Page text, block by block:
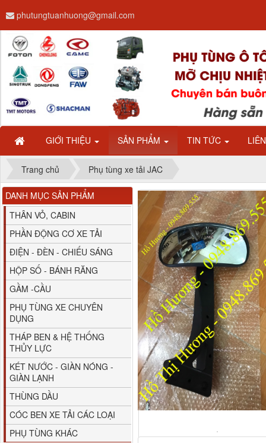
GIỚI THIỆU SẢN PHẨM TIN TỨC
phutungtuanhuong@gmail.com
Trang chủ Phụ tùng xe tải JAC
DANH MỤC SẢN PHẨM
THÂN VỎ, CABIN
PHẦN ĐỘNG CƠ XE TẢI
ĐIỆN - ĐÈN - CHIẾU SÁNG
HỘP SỐ - BÁNH RĂNG
GẦM -CẦU
PHỤ TÙNG XE CHUYÊN
DỤNG
THÁP BEN & HỆ THỐNG
THỦY LỰC
KÉT NƯỚC - GIÀN NÓNG -
GIÀN LẠNH
THÙNG DẦU
CÓC BEN XE TẢI CÁC LOẠI
PHỤ TÙNG KHÁC
Dây ga CAMC H08 dài
2.68m
Bình nước phụ
Chenglong hải âu...
80YHCB-60 Bơm xăng
dầu 60m3/h...